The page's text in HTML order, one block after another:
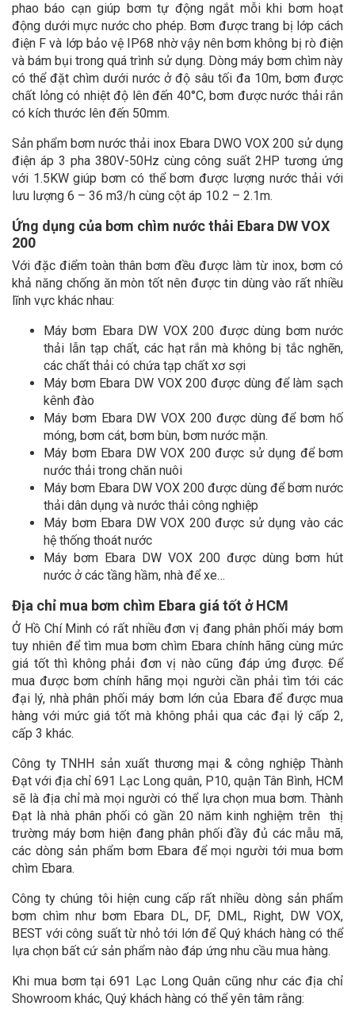
phao báo cạn giúp bơm tự động ngắt mỗi khi bơm hoạt
động dưới mực nước cho phép. Bơm được trang bị lớp cách
điện F và lớp bảo vệ IP68 nhờ vậy nên bơm không bị rò điện
và bám bụi trong quá trình sử dụng. Dòng máy bơm chìm này
có thể đặt chìm dưới nước ở độ sâu tối đa 10m, bơm được
chất lỏng có nhiệt độ lên đến 40°C, bơm được nước thải rắn
có kích thước lên đến 50mm.
Sản phẩm bơm nước thải inox Ebara DWO VOX 200 sử dụng
điện áp 3 pha 380V-50Hz cùng công suất 2HP tương ứng
với 1.5KW giúp bơm có thể bơm được lượng nước thải với
lưu lượng 6 – 36 m3/h cùng cột áp 10.2 – 2.1m.
Ứng dụng của bơm chìm nước thải Ebara DW VOX
200
Với đặc điểm toàn thân bơm đều được làm từ inox, bơm có
khả năng chống ăn mòn tốt nên được tin dùng vào rất nhiều
lĩnh vực khác nhau:
Máy bơm Ebara DW VOX 200 được dùng bơm nước
thải lẫn tạp chất, các hạt rắn mà không bị tắc nghẽn,
các chất thải có chứa tạp chất xơ sợi
Máy bơm Ebara DW VOX 200 được dùng để làm sạch
kênh đào
Máy bơm Ebara DW VOX 200 được dùng để bơm hố
móng, bơm cát, bơm bùn, bơm nước mặn.
Máy bơm Ebara DW VOX 200 được sử dụng để bơm
nước thải trong chăn nuôi
Máy bơm Ebara DW VOX 200 được dùng để bơm nước
thải dân dụng và nước thải công nghiệp
Máy bơm Ebara DW VOX 200 được sử dụng vào các
hệ thống thoát nước
Máy bơm Ebara DW VOX 200 được dùng bơm hút
nước ở các tầng hầm, nhà để xe…
Địa chỉ mua bơm chìm Ebara giá tốt ở HCM
Ở Hồ Chí Minh có rất nhiều đơn vị đang phân phối máy bơm
tuy nhiên để tìm mua bơm chìm Ebara chính hãng cùng mức
giá tốt thì không phải đơn vị nào cũng đáp ứng được. Để
mua được bơm chính hãng mọi người cần phải tìm tới các
đại lý, nhà phân phối máy bơm lớn của Ebara để được mua
hàng với mức giá tốt mà không phải qua các đại lý cấp 2,
cấp 3 khác.
Công ty TNHH sản xuất thương mại & công nghiệp Thành
Đạt với địa chỉ 691 Lạc Long quân, P10, quận Tân Bình, HCM
sẽ là địa chỉ mà mọi người có thể lựa chọn mua bơm. Thành
Đạt là nhà phân phối có gần 20 năm kinh nghiệm trên thị
trường máy bơm hiện đang phân phối đầy đủ các mẫu mã,
các dòng sản phẩm bơm Ebara để mọi người tới mua bơm
chìm Ebara.
Công ty chúng tôi hiện cung cấp rất nhiều dòng sản phẩm
bơm chìm như bơm Ebara DL, DF, DML, Right, DW VOX,
BEST với công suất từ nhỏ tới lớn để Quý khách hàng có thể
lựa chọn bất cứ sản phẩm nào đáp ứng nhu cầu mua hàng.
Khi mua bơm tại 691 Lạc Long Quân cũng như các địa chỉ
Showroom khác, Quý khách hàng có thể yên tâm rằng: